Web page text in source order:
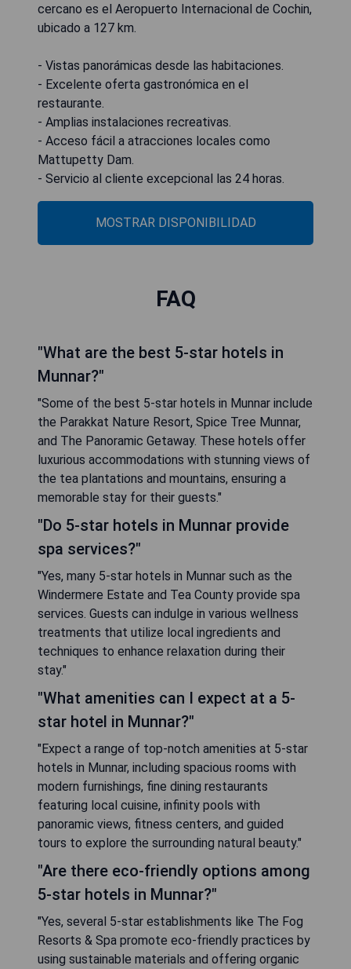
cercano es el Aeropuerto Internacional de Cochin,
ubicado a 127 km.
- Vistas panorámicas desde las habitaciones.
- Excelente oferta gastronómica en el
restaurante.
- Amplias instalaciones recreativas.
- Acceso fácil a atracciones locales como
Mattupetty Dam.
- Servicio al cliente excepcional las 24 horas.
MOSTRAR DISPONIBILIDAD
FAQ
"What are the best 5-star hotels in
Munnar?"
"Some of the best 5-star hotels in Munnar include
the Parakkat Nature Resort, Spice Tree Munnar,
and The Panoramic Getaway. These hotels offer
luxurious accommodations with stunning views of
the tea plantations and mountains, ensuring a
memorable stay for their guests."
"Do 5-star hotels in Munnar provide
spa services?"
"Yes, many 5-star hotels in Munnar such as the
Windermere Estate and Tea County provide spa
services. Guests can indulge in various wellness
treatments that utilize local ingredients and
techniques to enhance relaxation during their
stay."
"What amenities can I expect at a 5-
star hotel in Munnar?"
"Expect a range of top-notch amenities at 5-star
hotels in Munnar, including spacious rooms with
modern furnishings, fine dining restaurants
featuring local cuisine, infinity pools with
panoramic views, fitness centers, and guided
tours to explore the surrounding natural beauty."
"Are there eco-friendly options among
5-star hotels in Munnar?"
"Yes, several 5-star establishments like The Fog
Resorts & Spa promote eco-friendly practices by
using sustainable materials and offering organic